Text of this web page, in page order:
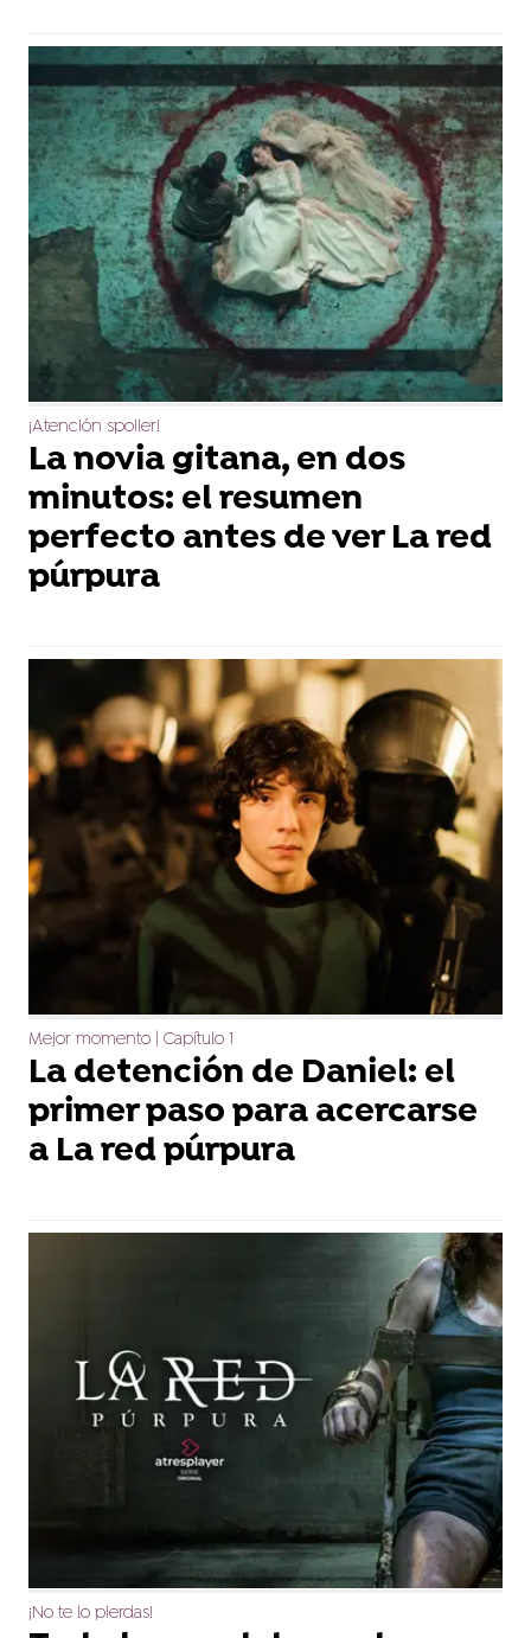
¡Atención spoiler!
La novia gitana, en dos
minutos: el resumen
perfecto antes de ver La red
púrpura
Mejor momento | Capítulo 1
La detención de Daniel: el
primer paso para acercarse
a La red púrpura
¡No te lo pierdas!